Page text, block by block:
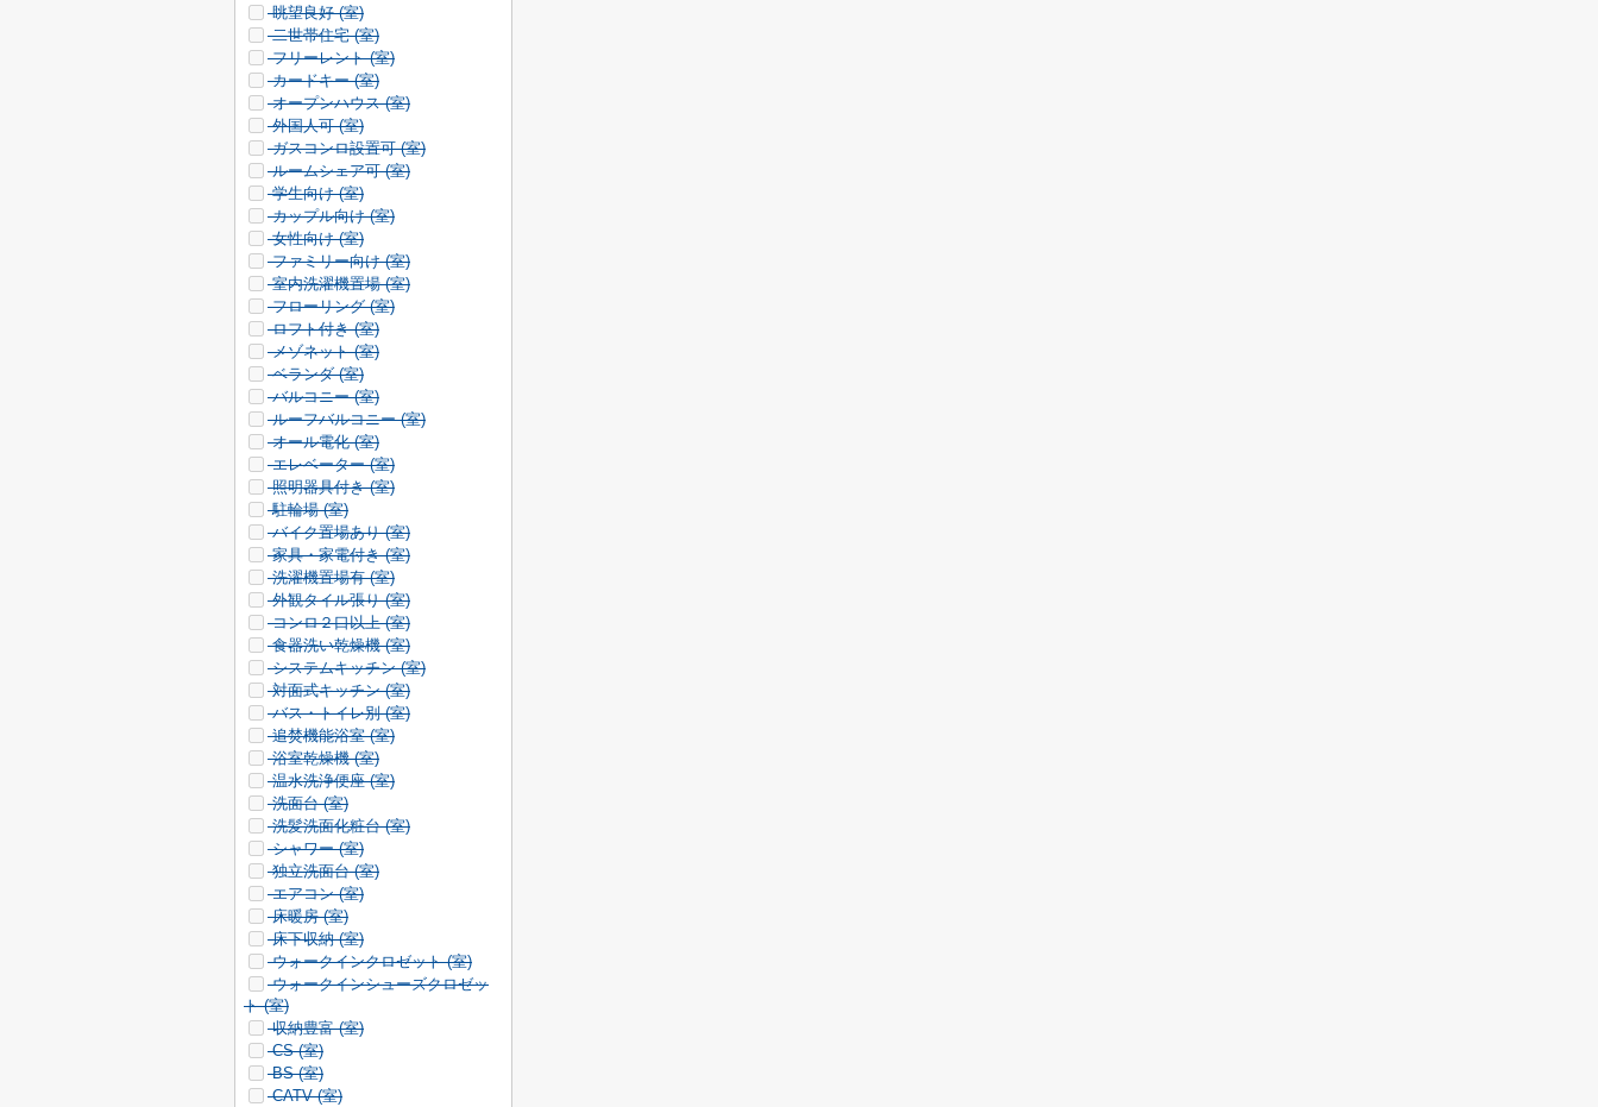
眺望良好 (室)
二世帯住宅 (室)
フリーレント (室)
カードキー (室)
オープンハウス (室)
外国人可 (室)
ガスコンロ設置可 (室)
ルームシェア可 (室)
学生向け (室)
カップル向け (室)
女性向け (室)
ファミリー向け (室)
室内洗濯機置場 (室)
フローリング (室)
ロフト付き (室)
メゾネット (室)
ベランダ (室)
バルコニー (室)
ルーフバルコニー (室)
オール電化 (室)
エレベーター (室)
照明器具付き (室)
駐輪場 (室)
バイク置場あり (室)
家具・家電付き (室)
洗濯機置場有 (室)
外観タイル張り (室)
コンロ２口以上 (室)
食器洗い乾燥機 (室)
システムキッチン (室)
対面式キッチン (室)
バス・トイレ別 (室)
追焚機能浴室 (室)
浴室乾燥機 (室)
温水洗浄便座 (室)
洗面台 (室)
洗髪洗面化粧台 (室)
シャワー (室)
独立洗面台 (室)
エアコン (室)
床暖房 (室)
床下収納 (室)
ウォークインクロゼット (室)
ウォークインシューズクロゼッ
ト (室)
収納豊富 (室)
CS (室)
BS (室)
CATV (室)